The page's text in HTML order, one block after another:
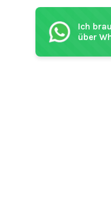
Ich
über